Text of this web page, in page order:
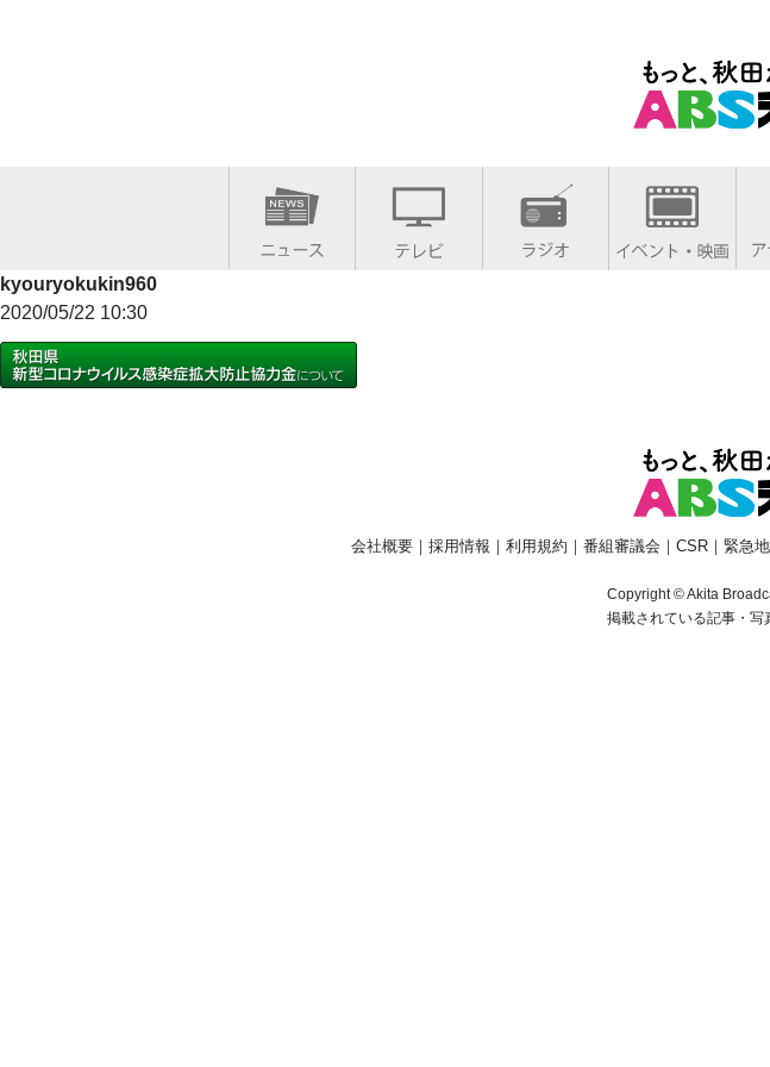
kyouryokukin960
2020/05/22 10:30
会社概要｜ 採用情報 ｜ 利用規約 ｜ 番組審議会 ｜ CSR｜ 緊急
Copyright © Akita
掲載されている記事・写